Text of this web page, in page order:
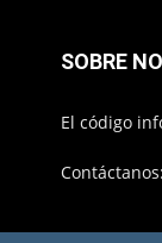
SOBRE
El código
Contáctanos: